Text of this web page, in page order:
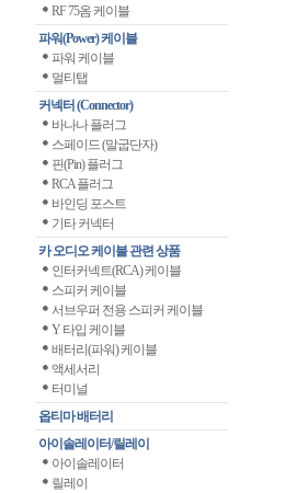
RF 75옴 케이블
파워(Power) 케이블
파워 케이블
멀티탭
커넥터 (Connector)
바나나 플러그
스페이드 (말굽단자)
핀(Pin) 플러그
RCA 플러그
바인딩 포스트
기타 커넥터
카 오디오 케이블 관련 상품
인터커넥트(RCA) 케이블
스피커 케이블
서브우퍼 전용 스피커 케이블
Y 타입 케이블
배터리(파워) 케이블
액세서리
터미널
옵티마 배터리
아이솔레이터/릴레이
아이솔레이터
릴레이